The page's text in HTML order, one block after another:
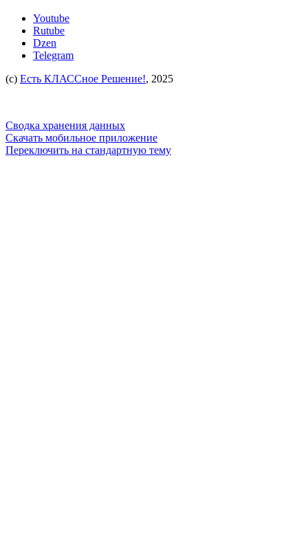
Youtube
Rutube
Dzen
Telegram
(c) Есть КЛАССное Решение!, 2025
Сводка хранения данных
Скачать мобильное приложение
Переключить на стандартную тему